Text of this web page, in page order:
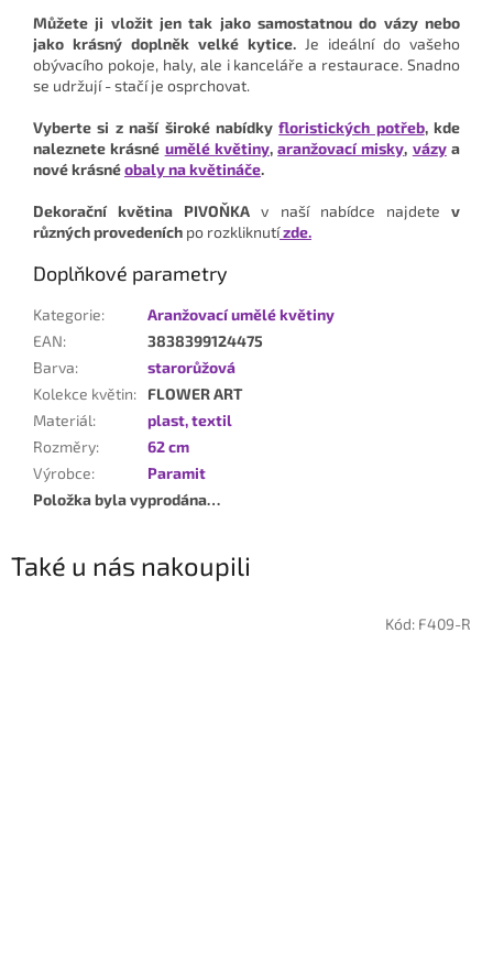
Můžete ji vložit jen tak jako samostatnou do vázy nebo
jako krásný doplněk velké kytice. Je ideální do vašeho
obývacího pokoje, haly, ale i kanceláře a restaurace. Snadno
se udržují - stačí je osprchovat.
Vyberte si z naší široké nabídky floristických potřeb, kde
naleznete krásné umělé květiny, aranžovací misky, vázy a
nové krásnéobaly na květináče.
Dekorační květina PIVOŇKAv naší nabídce najdete v
různých provedeních po rozkliknutízde.
Doplňkové parametry
Kategorie:
Aranžovací umělé květiny
EAN:
3838399124475
Barva:
starorůžová
Kolekce květin:
FLOWER ART
Materiál:
plast, textil
Rozměry:
62 cm
Výrobce:
Paramit
Položka byla vyprodána…
Také u nás nakoupili
Kód: F409-R